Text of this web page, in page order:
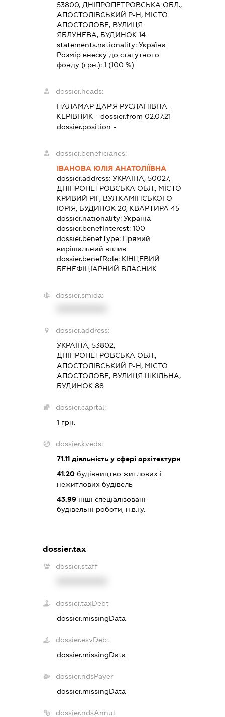
53800, ДНІПРОПЕТРОВСЬКА ОБЛ.,
АПОСТОЛІВСЬКИЙ Р-Н, МІСТО
АПОСТОЛОВЕ, ВУЛИЦЯ
ЯБЛУНЕВА, БУДИНОК 14
statements.nationality:Україна
Розмір внеску до статутного
фонду (грн.):1 (100 %)
dossier.heads:
ПАЛАМАР ДАР'Я РУСЛАНІВНА -
КЕРІВНИК - dossier.from 02.07.21
dossier.position -
dossier.beneficiaries:
ІВАНОВА ЮЛІЯ АНАТОЛІЇВНА
dossier.address:УКРАЇНА, 50027,
ДНІПРОПЕТРОВСЬКА ОБЛ., МІСТО
КРИВИЙ РІГ, ВУЛ.КАМІНСЬКОГО
ЮРІЯ, БУДИНОК 20, КВАРТИРА 45
dossier.nationality:Україна
dossier.benefInterest:100
dossier.benefType: Прямий
вирішальний вплив
dossier.benefRole: КІНЦЕВИЙ
БЕНЕФІЦІАРНИЙ ВЛАСНИК
dossier.smida:
dossier.address:
УКРАЇНА, 53802,
ДНІПРОПЕТРОВСЬКА ОБЛ.,
АПОСТОЛІВСЬКИЙ Р-Н, МІСТО
АПОСТОЛОВЕ, ВУЛИЦЯ ШКІЛЬНА,
БУДИНОК 88
dossier.capital:
1 грн.
dossier.kveds:
71.11 діяльність у сфері архітектури
41.20 будівництво житлових і
нежитлових будівель
43.99 інші спеціалізовані
будівельні роботи, н.в.і.у.
dossier.tax
dossier.staff
dossier.taxDebt
dossier.missingData
dossier.esvDebt
dossier.missingData
dossier.ndsPayer
dossier.missingData
dossier.ndsAnnul